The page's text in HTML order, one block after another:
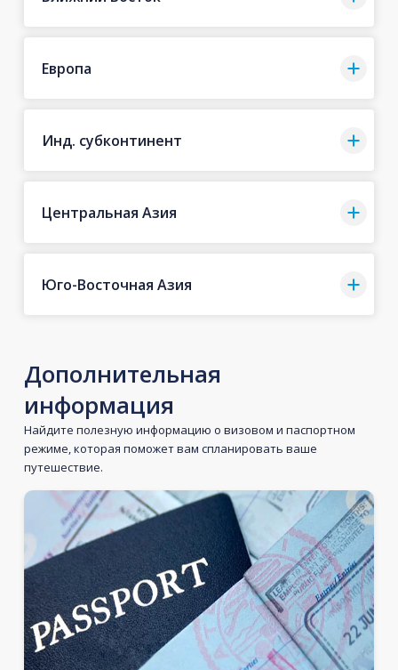
Европа
Инд. субконтинент
Центральная Азия
Юго-Восточная Азия
Дополнительная
информация
Найдите полезную информацию о визовом и паспортном
режиме, которая поможет вам спланировать ваше
путешествие.